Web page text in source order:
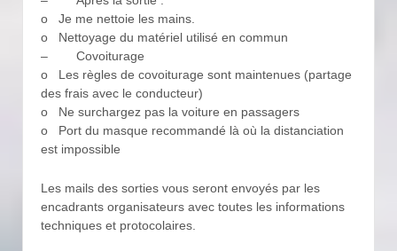
o Je me nettoie les mains.
o Nettoyage du matériel utilisé en commun
– Covoiturage
o Les règles de covoiturage sont maintenues (partage
des frais avec le conducteur)
o Ne surchargez pas la voiture en passagers
o Port du masque recommandé là où la distanciation
est impossible
Les mails des sorties vous seront envoyés par les
encadrants organisateurs avec toutes les informations
techniques et protocolaires.